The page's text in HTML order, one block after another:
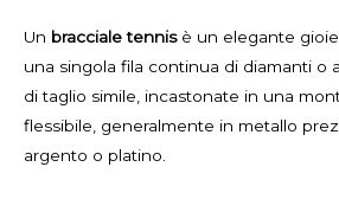
Un bracciale tennisè un elegante
una singola fila continua di diamanti o
di taglio simile, incastonate in una
flessibile, generalmente in metallo
argento o platino.